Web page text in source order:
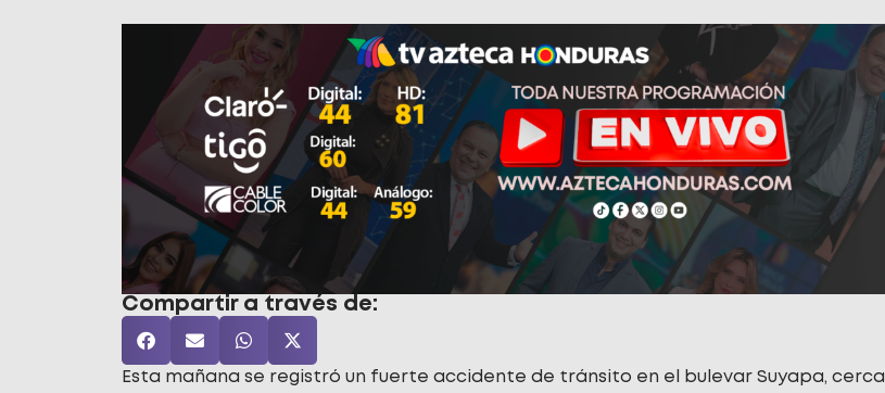
Compartir a través de:
Esta mañana se registró un fuerte accidente de tránsito en el bulevar Suyapa, cerca